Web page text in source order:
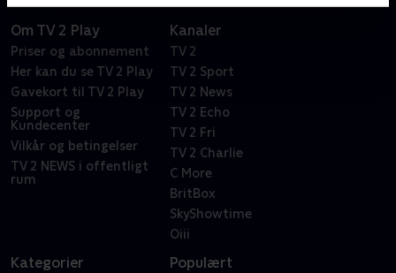
Om TV 2 Play
Priser og abonnement
Her kan du se TV 2 Play
Gavekort til TV 2 Play
Support og
Kundecenter
Vilkår og betingelser
TV 2 NEWS i offentligt
rum
Kanaler
TV 2
TV 2 Sport
TV 2 News
TV 2 Echo
TV 2 Fri
TV 2 Charlie
C More
BritBox
SkyShowtime
Oiii
Kategorier Populært